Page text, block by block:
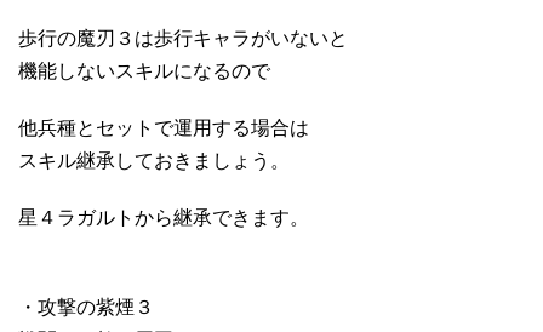
歩行の魔刃３は歩行キャラがいないと
機能しないスキルになるので
他兵種とセットで運用する場合は
スキル継承しておきましょう。
星４ラガルトから継承できます。
・攻撃の紫煙３